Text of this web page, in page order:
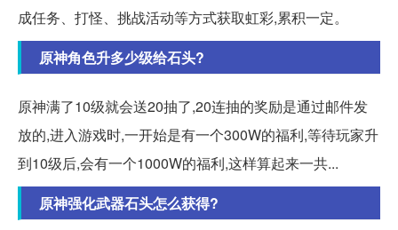
成任务、打怪、挑战活动等方式获取虹彩,累积一定。
原神角色升多少级给石头?
原神满了10级就会送20抽了,20连抽的奖励是通过邮件发
放的,进入游戏时,一开始是有一个300W的福利,等待玩家升
到10级后,会有一个1000W的福利,这样算起来一共...
原神强化武器石头怎么获得?